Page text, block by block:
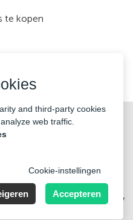
Alle rechten voorbehouden
te kopen
Pärnu mnt 139b, 11317
and third-party cookies
web traffic.
Cookie-instellingen
Accepteren